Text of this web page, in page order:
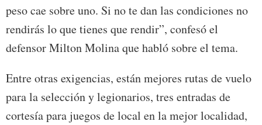
peso cae sobre uno. Si no te dan las condiciones no
rendirás lo que tienes que rendir”, confesó el
defensor Milton Molina que habló sobre el tema.
Entre otras exigencias, están mejores rutas de vuelo
para la selección y legionarios, tres entradas de
cortesía para juegos de local en la mejor localidad,